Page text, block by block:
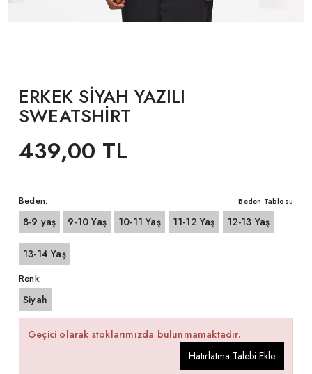
ERKEK SİYAH YAZILI
SWEATSHİRT
439,00 TL
Beden: Beden Tablosu
8-9 yaş 9-10 Yaş 10-11 Yaş 11-12 Yaş 12-13 Yaş
13-14 Yaş
Renk:
Siyah
Geçici olarak stoklarımızda bulunmamaktadır.
Hatırlatma Talebi Ekle